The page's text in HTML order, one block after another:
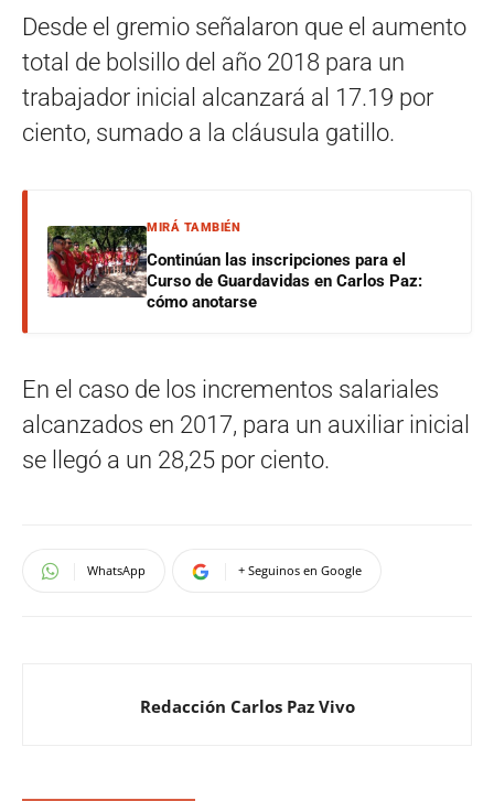
Desde el gremio señalaron que el aumento
total de bolsillo del año 2018 para un
trabajador inicial alcanzará al 17.19 por
ciento, sumado a la cláusula gatillo.
MIRÁ TAMBIÉN
Continúan las inscripciones para el
Curso de Guardavidas en Carlos Paz:
cómo anotarse
En el caso de los incrementos salariales
alcanzados en 2017, para un auxiliar inicial
se llegó a un 28,25 por ciento.
WhatsApp + Seguinos en Google
Redacción Carlos Paz Vivo